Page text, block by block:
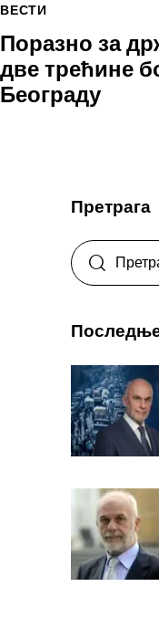
ВЕСТИ
Поразно за
две трећине
Београду
Претрага